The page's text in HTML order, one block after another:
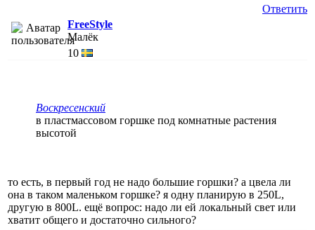
Ответить
FreeStyle
Малёк
10
Воскресенский
в пластмассовом горшке под комнатные растения
высотой
то есть, в первый год не надо большие горшки? а цвела ли
она в таком маленьком горшке? я одну планирую в 250L,
другую в 800L. ещё вопрос: надо ли ей локальный свет или
хватит общего и достаточно сильного?